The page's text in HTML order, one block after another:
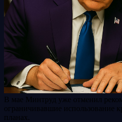
В мае Минтруд уже отменил
ограничивавшие использование
планах.